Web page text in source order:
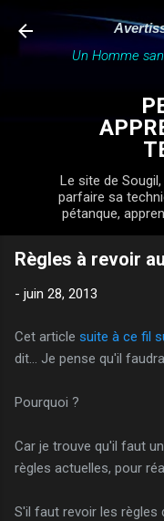
Un Homme
Le site de
parfaire sa
pétanque,
Règles à revoir
- juin 28, 2013
Cet article suite à ce fil
dit... Je pense qu'il
Pourquoi ?
Car je trouve qu'il faut
règles actuelles, pour
S'il faut revoir les règles